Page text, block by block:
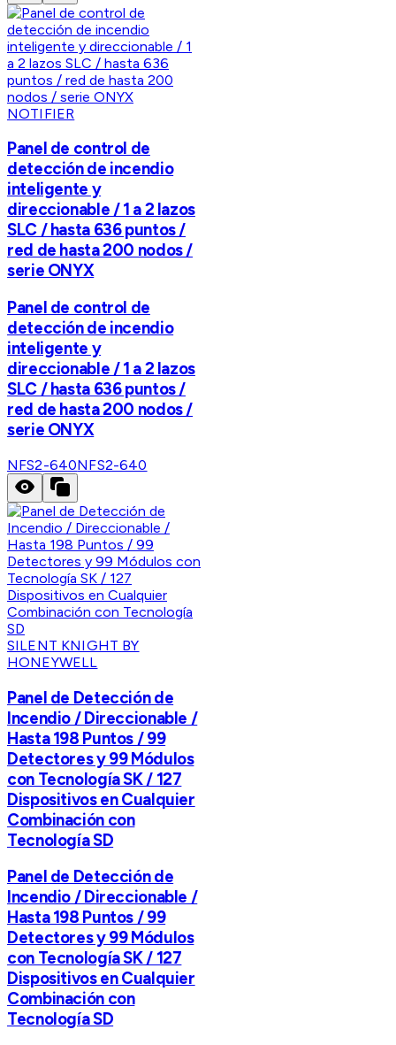
NOTIFIER
Panel de control de
detección de incendio
inteligente y
direccionable / 1 a 2 lazos
SLC / hasta 636 puntos /
red de hasta 200 nodos /
serie ONYX
Panel de control de
detección de incendio
inteligente y
direccionable / 1 a 2 lazos
SLC / hasta 636 puntos /
red de hasta 200 nodos /
serie ONYX
NFS2-640NFS2-640
SILENT KNIGHT BY
HONEYWELL
Panel de Detección de
Incendio / Direccionable /
Hasta 198 Puntos / 99
Detectores y 99 Módulos
con Tecnología SK / 127
Dispositivos en Cualquier
Combinación con
Tecnología SD
Panel de Detección de
Incendio / Direccionable /
Hasta 198 Puntos / 99
Detectores y 99 Módulos
con Tecnología SK / 127
Dispositivos en Cualquier
Combinación con
Tecnología SD